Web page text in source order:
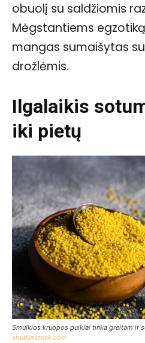
obuolį su saldžiomis
Mėgstantiems
mangas sumaišytas
drožlėmis.
Ilgalaikis
iki pietų
Smulkios kruopos puikiai tinka greitam ir
shutterstock.com